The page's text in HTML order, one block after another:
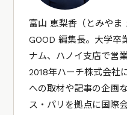
富山 恵梨香（とみやま
GOOD 編集長。大学卒
ナム、ハノイ支店で営
2018年ハーチ株式会社
への取材や記事の企画
ス・パリを拠点に国際